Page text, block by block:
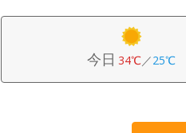
今日 34℃／25℃